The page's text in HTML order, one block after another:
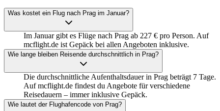
Was kostet ein Flug nach Prag im Januar?
Im Januar gibt es Flüge nach Prag ab 227 € pro Person. Auf
mcflight.de ist Gepäck bei allen Angeboten inklusive.
Wie lange bleiben Reisende durchschnittlich in Prag?
Die durchschnittliche Aufenthaltsdauer in Prag beträgt 7 Tage.
Auf mcflight.de findest du Angebote für verschiedene
Reisedauern – immer inklusive Gepäck.
Wie lautet der Flughafencode von Prag?